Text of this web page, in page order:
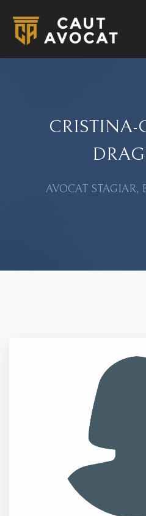
CRISTINA-
AVOCAT STAGIAR,